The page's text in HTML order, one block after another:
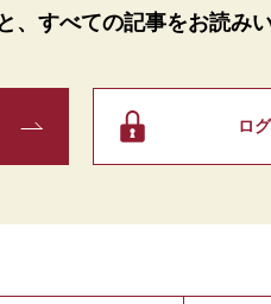
、 すべての記事をお読み
ロ